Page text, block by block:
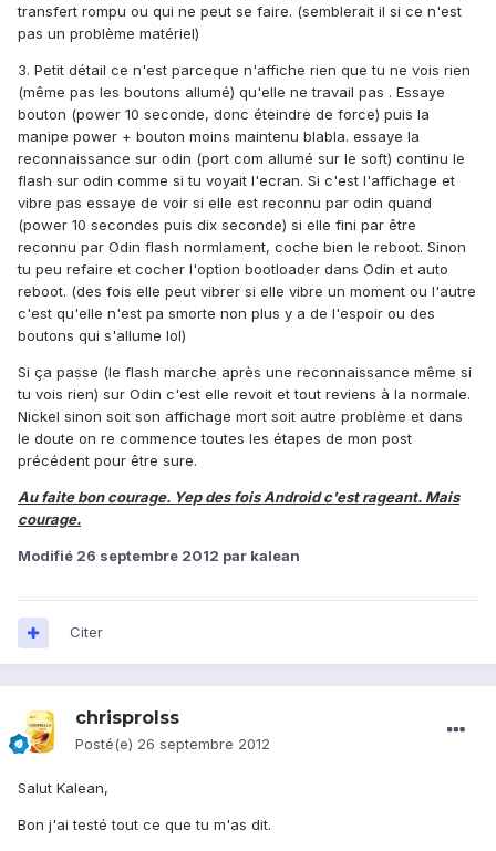
transfert rompu ou qui ne peut se faire. (semblerait il si ce n'est
pas un problème matériel)
3. Petit détail ce n'est parceque n'affiche rien que tu ne vois rien
(même pas les boutons allumé) qu'elle ne travail pas . Essaye
bouton (power 10 seconde, donc éteindre de force) puis la
manipe power + bouton moins maintenu blabla. essaye la
reconnaissance sur odin (port com allumé sur le soft) continu le
flash sur odin comme si tu voyait l'ecran. Si c'est l'affichage et
vibre pas essaye de voir si elle est reconnu par odin quand
(power 10 secondes puis dix seconde) si elle fini par être
reconnu par Odin flash normlament, coche bien le reboot. Sinon
tu peu refaire et cocher l'option bootloader dans Odin et auto
reboot. (des fois elle peut vibrer si elle vibre un moment ou l'autre
c'est qu'elle n'est pa smorte non plus y a de l'espoir ou des
boutons qui s'allume lol)
Si ça passe (le flash marche après une reconnaissance même si
tu vois rien) sur Odin c'est elle revoit et tout reviens à la normale.
Nickel sinon soit son affichage mort soit autre problème et dans
le doute on re commence toutes les étapes de mon post
précédent pour être sure.
Au faite bon courage. Yep des fois Android c'est rageant. Mais
courage.
Modifié 26 septembre 2012 par kalean
Citer
chrisprolss
Posté(e) 26 septembre 2012
Salut Kalean,
Bon j'ai testé tout ce que tu m'as dit.